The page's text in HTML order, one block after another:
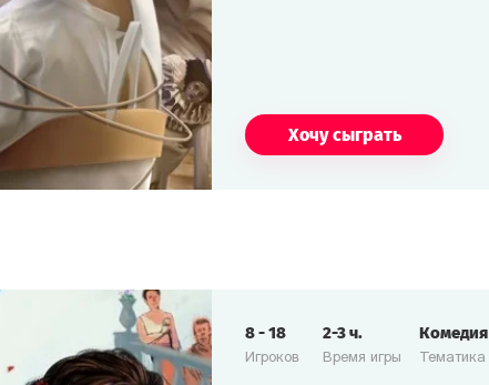
Хочу сыграть
Игроков
8-18
Время игры
2-3ч.
Тематика
Комедия